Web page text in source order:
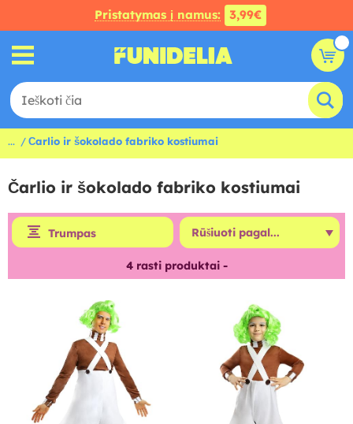
Pristatymas į namus: 3,99€
... Čarlio ir šokolado fabriko kostiumai
Čarlio ir šokolado fabriko kostiumai
Trumpas
4rasti produktai -